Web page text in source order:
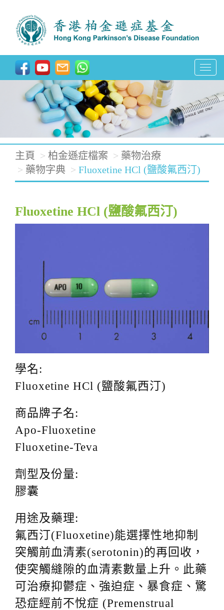
T
g
l
a
n
主頁 柏金遜症檔案
藥物治療
藥物字典
Fluoxetine HCl (鹽酸氟西汀)
Fluoxetine HCl (鹽酸氟西汀)
學名:
Fluoxetine HCl (鹽酸氟西汀)
商品牌子名:
Apo-Fluoxetine
Fluoxetine-Teva
劑型及份量:
膠囊
用途及藥理:
氟西汀(Fluoxetine)能選擇性地抑制
突觸前血清素(serotonin)的再回收，
使突觸縫隙的血清素數量上升。此藥
可治療抑鬱症、強迫症、暴食症、驚
恐症經前不悅症 (Premenstrual